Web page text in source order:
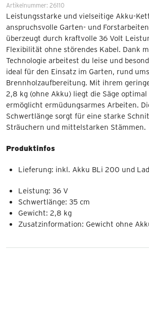
Artikelnummer: 26110
Leistungsstarke und vielseitige Akku-
anspruchsvolle Garten- und
überzeugt durch kraftvolle 36 Volt
Flexibilität ohne störendes Kabel. Dank
Technologie arbeitest du leise und
ideal für den Einsatz im Garten, rund
Brennholzaufbereitung. Mit ihrem
2,8 kg (ohne Akku) liegt die Säge
ermöglicht ermüdungsarmes Arbeiten.
Schwertlänge sorgt für eine starke
Sträuchern und mittelstarken Stämmen.
Produktinfos
Lieferung: inkl. Akku BLi 200 und
Leistung: 36 V
Schwertlänge: 35 cm
Gewicht: 2,8 kg
Zusatzinformation: Gewicht ohne